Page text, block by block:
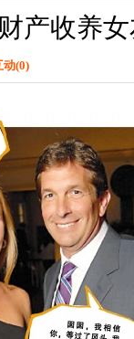
产收养
动(0)